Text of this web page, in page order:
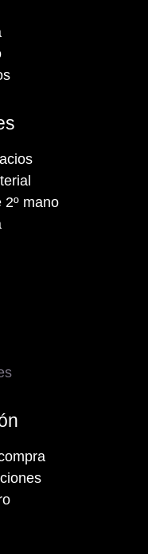
2º mano